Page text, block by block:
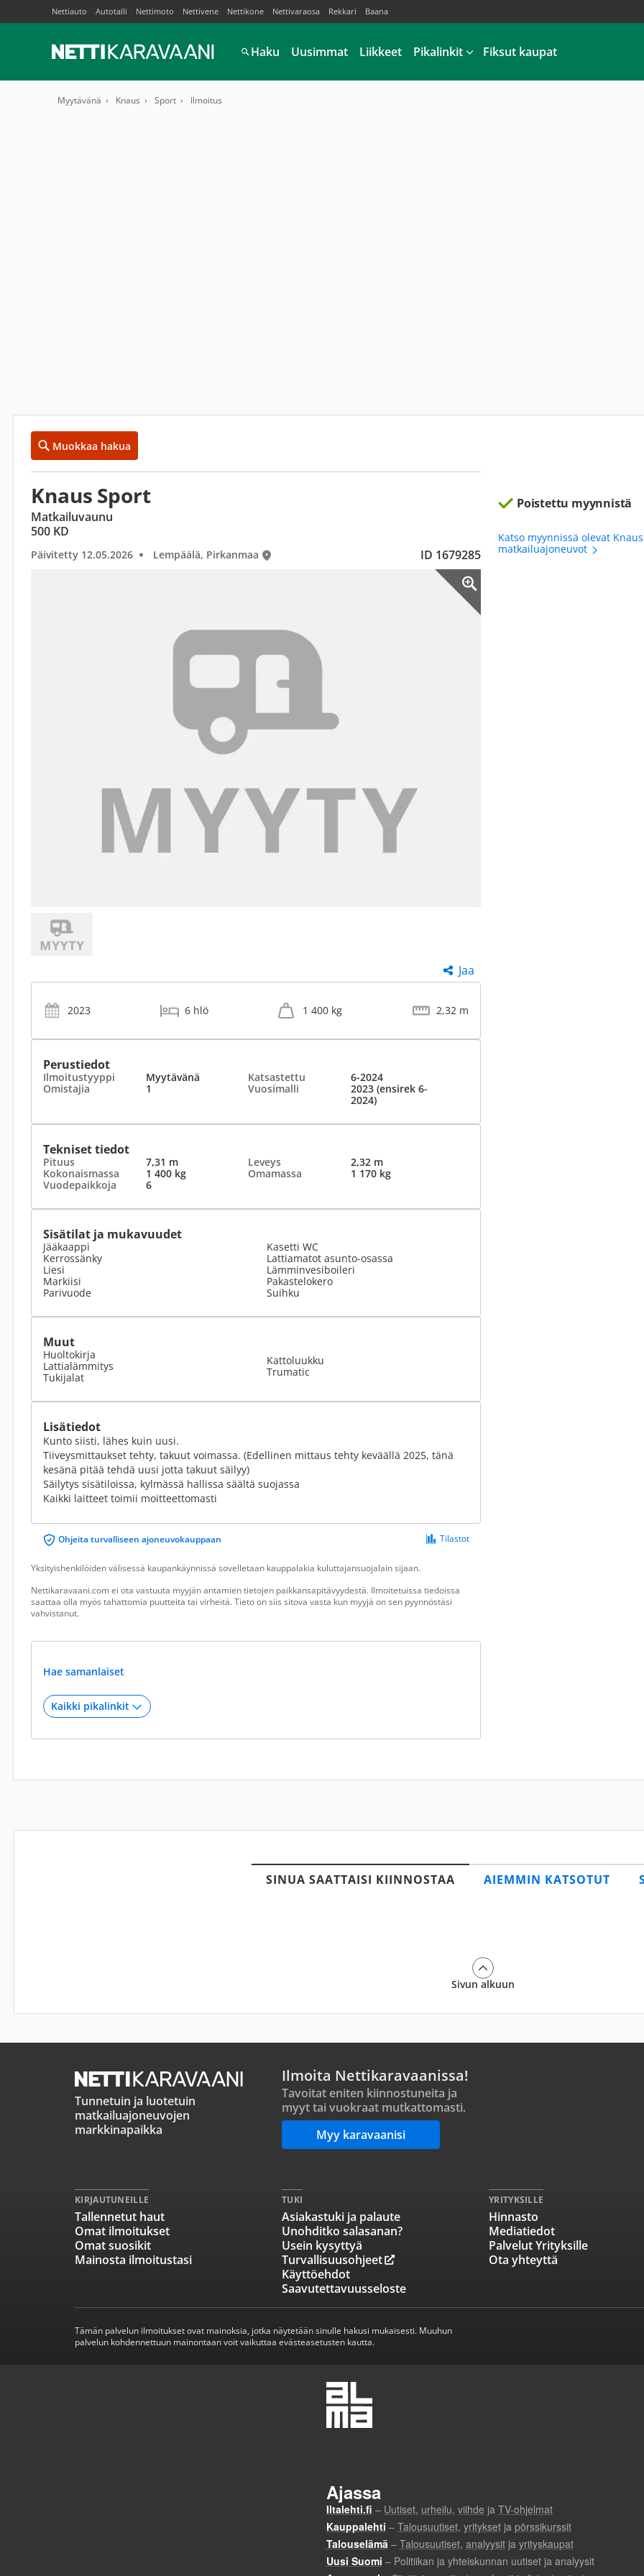
Nettiauto Autotalli Nettimoto Nettivene Nettikone Nettivaraosa Rekkari Baana
Haku Uusimmat Liikkeet Pikalinkit Fiksut kaupat
Myytävänä Knaus Sport Ilmoitus
Muokkaa hakua
Knaus Sport
Matkailuvaunu
500 KD
Päivitetty 12.05.2026 Lempäälä, Pirkanmaa ID 1679285
Jaa
2023 6 hlö 1 400 kg 2,32 m
Perustiedot
Ilmoitustyyppi Myytävänä Katsastettu
6-2024
Omistajia
1 Vuosimalli
2023 (ensirek 6-
2024)
Tekniset tiedot
Pituus 7,31 m Leveys
2,32 m
Kokonaismassa
1 400 kg Omamassa
1 170 kg
Vuodepaikkoja
6
Sisätilat ja mukavuudet
Jääkaappi
Kerrossänky
Liesi
Markiisi
Parivuode
Kasetti WC
Lattiamatot asunto-osassa
Lämminvesiboileri
Pakastelokero
Suihku
Muut
Huoltokirja
Lattialämmitys
Tukijalat
Kattoluukku
Trumatic
Lisätiedot
Kunto siisti, lähes kuin uusi.
Tiiveysmittaukset tehty, takuut voimassa. (Edellinen mittaus tehty keväällä 2025, tänä
kesänä pitää tehdä uusi jotta takuut säilyy)
Säilytys sisätiloissa, kylmässä hallissa säältä suojassa
Kaikki laitteet toimii moitteettomasti
Ohjeita turvalliseen ajoneuvokauppaan Tilastot
Yksityishenkilöiden välisessä kaupankäynnissä sovelletaan kauppalakia kuluttajansuojalain sijaan.
Nettikaravaani.com ei ota vastuuta myyjän antamien tietojen paikkansapitävyydestä. Ilmoitetuissa tiedoissa
saattaa olla myös tahattomia puutteita tai virheitä. Tieto on siis sitova vasta kun myyjä on sen pyynnöstäsi
vahvistanut.
Hae samanlaiset
Poistettu myynnistä
Katso myynnissä olevat
matkailuajoneuvot
SINUA SAATTAISI KIINNOSTAA AIEMMIN KATSOTUT
Sivun alkuun
Tunnetuin ja luotetuin
matkailuajoneuvojen
markkinapaikka
Ilmoita Nettikaravaanissa!
Tavoitat eniten kiinnostuneita ja
myyt tai vuokraat mutkattomasti.
Myy karavaanisi
KIRJAUTUNEILLE
Tallennetut haut
Omat ilmoitukset
Omat suosikit
Mainosta ilmoitustasi
TUKI
Asiakastuki ja palaute
Unohditko salasanan?
Usein kysyttyä
Turvallisuusohjeet
Käyttöehdot
Saavutettavuusseloste
YRITYKSILLE
Hinnasto
Mediatiedot
Palvelut Yrityksille
Ota yhteyttä
Tämän palvelun ilmoitukset ovat mainoksia, jotka näytetään sinulle hakusi mukaisesti. Muuhun
palvelun kohdennettuun mainontaan voit vaikuttaa evästeasetusten kautta.